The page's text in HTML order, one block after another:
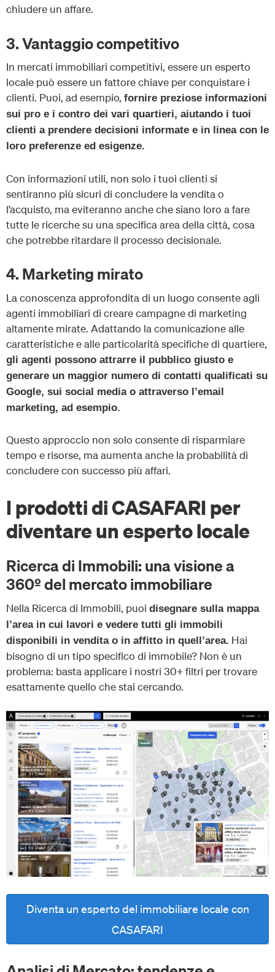
chiudere un affare.
3. Vantaggio competitivo
In mercati immobiliari competitivi, essere un esperto
locale può essere un fattore chiave per conquistare i
clienti. Puoi, ad esempio, fornire preziose informazioni
sui pro e i contro dei vari quartieri, aiutando i tuoi
clienti a prendere decisioni informate e in linea con le
loro preferenze ed esigenze.
Con informazioni utili, non solo i tuoi clienti si
sentiranno più sicuri di concludere la vendita o
l’acquisto, ma eviteranno anche che siano loro a fare
tutte le ricerche su una specifica area della città, cosa
che potrebbe ritardare il processo decisionale.
4. Marketing mirato
La conoscenza approfondita di un luogo consente agli
agenti immobiliari di creare campagne di marketing
altamente mirate. Adattando la comunicazione alle
caratteristiche e alle particolarità specifiche di quartiere,
gli agenti possono attrarre il pubblico giusto e
generare un maggior numero di contatti qualificati su
Google, sui social media o attraverso l’email
marketing, ad esempio.
Questo approccio non solo consente di risparmiare
tempo e risorse, ma aumenta anche la probabilità di
concludere con successo più affari.
I prodotti di CASAFARI per
diventare un esperto locale
Ricerca di Immobili: una visione a
360º del mercato immobiliare
Nella Ricerca di Immobili, puoi disegnare sulla mappa
l’area in cui lavori e vedere tutti gli immobili
disponibili in vendita o in affitto in quell’area. Hai
bisogno di un tipo specifico di immobile? Non è un
problema: basta applicare i nostri 30+ filtri per trovare
esattamente quello che stai cercando.
Diventa un esperto del immobiliare locale con
CASAFARI